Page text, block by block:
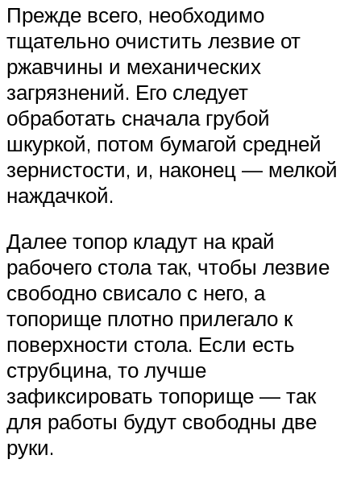
Прежде всего, необходимо
тщательно очистить лезвие от
ржавчины и механических
загрязнений. Его следует
обработать сначала грубой
шкуркой, потом бумагой средней
зернистости, и, наконец — мелкой
наждачкой.
Далее топор кладут на край
рабочего стола так, чтобы лезвие
свободно свисало с него, а
топорище плотно прилегало к
поверхности стола. Если есть
струбцина, то лучше
зафиксировать топорище — так
для работы будут свободны две
руки.